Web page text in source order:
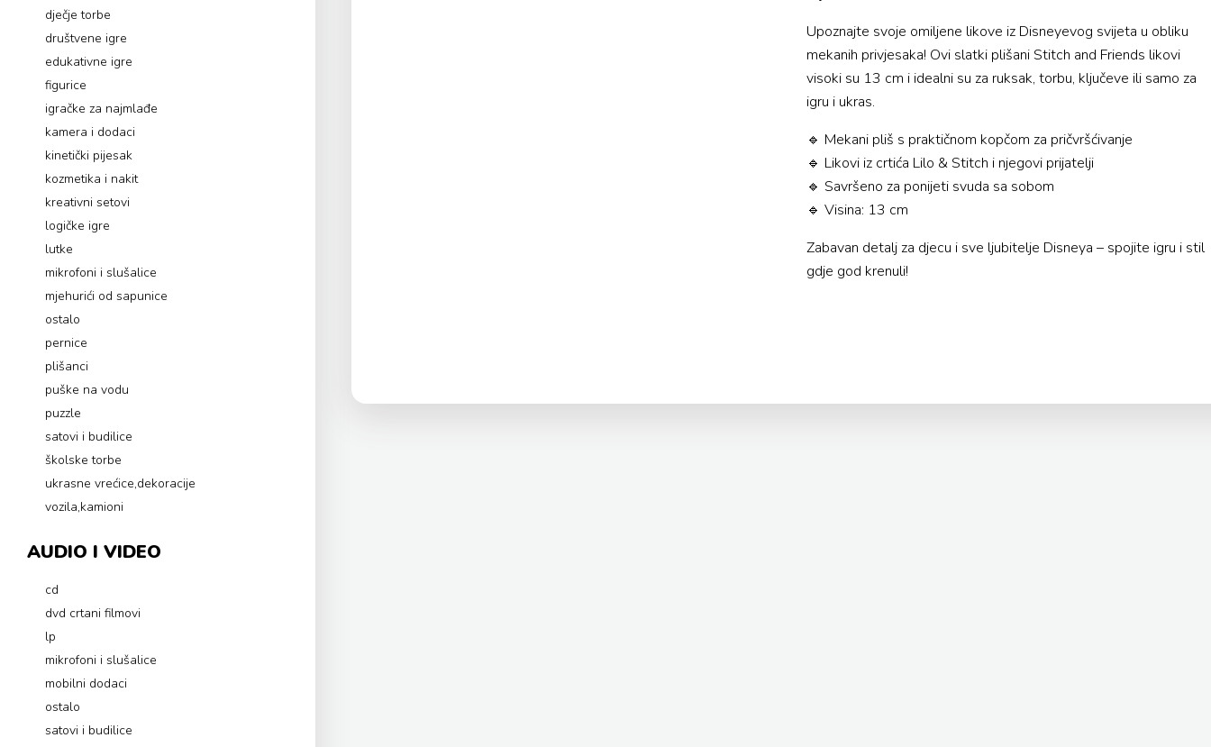
dječje torbe
društvene igre
edukativne igre
figurice
igračke za najmlađe
kamera i dodaci
kinetički pijesak
kozmetika i nakit
kreativni setovi
logičke igre
lutke
mikrofoni i slušalice
mjehurići od sapunice
ostalo
pernice
plišanci
puške na vodu
puzzle
satovi i budilice
školske torbe
ukrasne vrećice,dekoracije
vozila,kamioni
AUDIO I VIDEO
cd
dvd crtani filmovi
lp
mikrofoni i slušalice
mobilni dodaci
ostalo
satovi i budilice
Upoznajte svoje omiljene likove iz Disneyevog svijeta u obliku
mekanih privjesaka! Ovi slatki plišani Stitch and Friends likovi
visoki su 13 cm i idealni su za ruksak, torbu, ključeve ili samo za
igru i ukras.
🔹 Mekani pliš s praktičnom kopčom za pričvršćivanje
🔹 Likovi iz crtića Lilo & Stitch i njegovi prijatelji
🔹 Savršeno za ponijeti svuda sa sobom
🔹 Visina: 13 cm
Zabavan detalj za djecu i sve ljubitelje Disneya – spojite igru i stil
gdje god krenuli!